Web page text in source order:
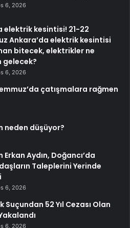
6, 2026
elektrik kesintisi! 21-22
Ankara’da elektrik kesintisi
bitecek, elektrikler ne
gelecek?
6, 2026
çatışmalara rağmen
neden düşüyor?
Erkan Aydın, Doğancı’da
Taleplerini Yerinde
6, 2026
Suçundan 52 Yıl Cezası Olan
6, 2026